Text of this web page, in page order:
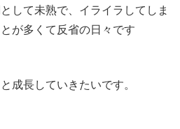
して未熟で、イライラしてしま
が多くて反省の日々です
成長していきたいです。